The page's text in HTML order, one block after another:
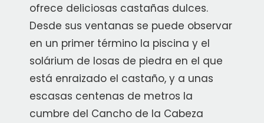
ofrece deliciosas castañas dulces.
Desde sus ventanas se puede observar
en un primer término la piscina y el
solárium de losas de piedra en el que
está enraizado el castaño, y a unas
escasas centenas de metros la
cumbre del Cancho de la Cabeza